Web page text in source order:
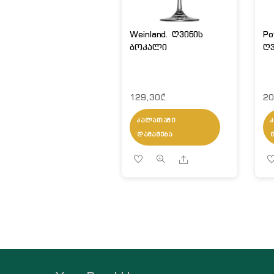
Weinland. ღვინის
ბოკალი
129,30₾
ᲙᲐᲚᲐᲗᲐᲨᲘ
ᲓᲐᲛᲐᲢᲔᲑᲐ
Share